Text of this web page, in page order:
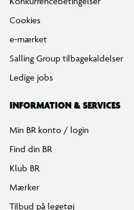
Cookies
e-mærket
Salling Group tilbagekaldelser
Ledige jobs
INFORMATION & SERVICES
Min BR konto / login
Find din BR
Klub BR
Mærker
Tilbud på legetøj